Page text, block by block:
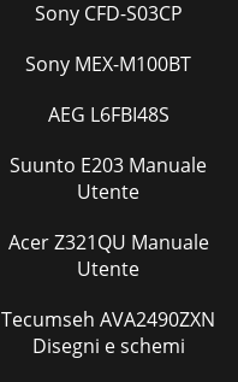
Sony CFD-S03CP
Sony MEX-M100BT
AEG L6FBI48S
Suunto E203 Manuale
Utente
Acer Z321QU Manuale
Utente
Tecumseh AVA2490ZXN
Disegni e schemi